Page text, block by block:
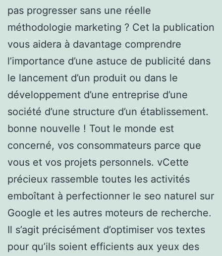
pas progresser sans une réelle
méthodologie marketing ? Cet la publication
vous aidera à davantage comprendre
l’importance d’une astuce de publicité dans
le lancement d’un produit ou dans le
développement d’une entreprise d’une
société d’une structure d’un établissement.
bonne nouvelle ! Tout le monde est
concerné, vos consommateurs parce que
vous et vos projets personnels. vCette
précieux rassemble toutes les activités
emboîtant à perfectionner le seo naturel sur
Google et les autres moteurs de recherche.
Il s’agit précisément d’optimiser vos textes
pour qu’ils soient efficients aux yeux des